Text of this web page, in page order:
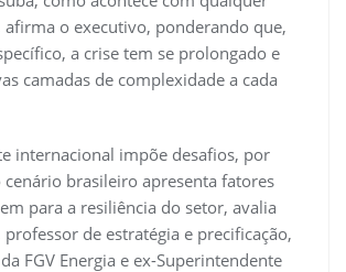
afirma o executivo, ponderando que,
a crise tem se prolongado e
camadas de complexidade a cada
internacional impõe desafios, por
brasileiro apresenta fatores
para a resiliência do setor, avalia
professor de estratégia e precificação,
FGV Energia e ex-Superintendente